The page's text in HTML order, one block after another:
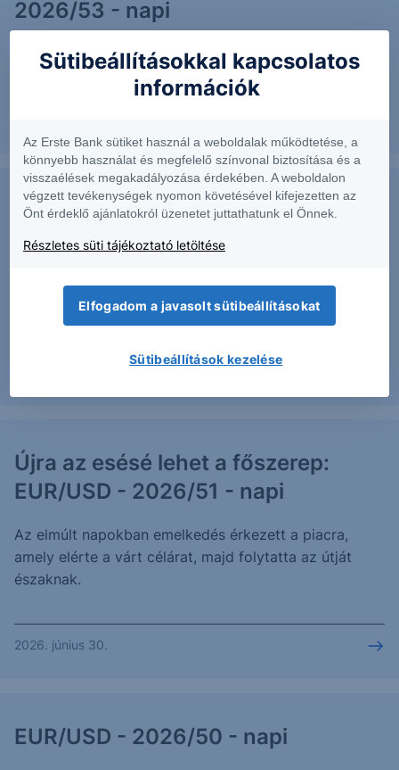
2026/53 - napi
Az elmúlt napokban emelkedés érkezett a piacra.
Visszatért a trend: EUR/USD -
2026/52 - napi
Az elmúlt napokban esés érkezett a piacra, amely
elérte a várt célárat.
Újra az esésé lehet a főszerep:
EUR/USD - 2026/51 - napi
Az elmúlt napokban emelkedés érkezett a piacra,
amely elérte a várt célárat, majd folytatta az útját
északnak.
2026. június 30.
EUR/USD - 2026/50 - napi
Sütibeállításokkal kapcsolatos
információk
Az Erste Bank sütiket használ a weboldalak működtetése, a
könnyebb használat és megfelelő színvonal biztosítása és a
visszaélések megakadályozása érdekében. A weboldalon
végzett tevékenységek nyomon követésével kifejezetten az
Önt érdeklő ajánlatokról üzenetet juttathatunk el Önnek.
Részletes süti tájékoztató letöltése
Elfogadom a javasolt sütibeállításokat
Sütibeállítások kezelése